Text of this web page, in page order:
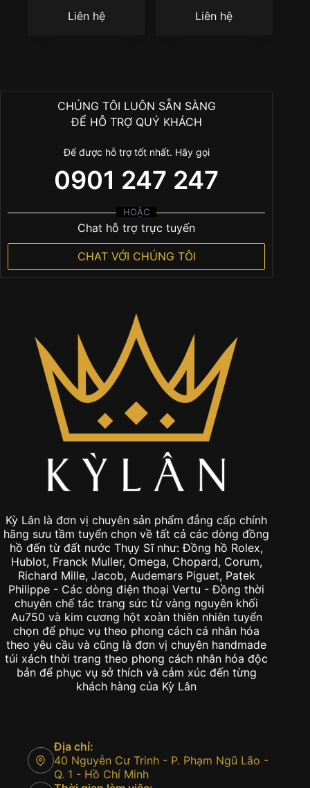
Liên hệ
cương
Liên hệ
CHÚNG TÔI LUÔN SẴN SÀNG
ĐỂ HỖ TRỢ QUÝ KHÁCH
Để được hỗ trợ tốt nhất. Hãy gọi
0901 247 247
HOẶC
Chat hỗ trợ trực tuyến
CHAT VỚI CHÚNG TÔI
Kỳ Lân là đơn vị chuyên sản phẩm đẳng cấp chính
hãng sưu tầm tuyển chọn về tất cả các dòng đồng
hồ đến từ đất nước Thụy Sĩ như: Đồng hồ Rolex,
Hublot, Franck Muller, Omega, Chopard, Corum,
Richard Mille, Jacob, Audemars Piguet, Patek
Philippe - Các dòng điện thoại Vertu - Đồng thời
chuyên chế tác trang sức từ vàng nguyên khối
Au750 và kim cương hột xoàn thiên nhiên tuyển
chọn để phục vụ theo phong cách cá nhân hóa
theo yêu cầu và cũng là đơn vị chuyên handmade
túi xách thời trang theo phong cách nhân hóa độc
bản để phục vụ sở thích và cảm xúc đến từng
khách hàng của Kỳ Lân
Địa chỉ:
40 Nguyễn Cư Trinh - P. Phạm Ngũ Lão -
Q. 1 - Hồ Chí Minh